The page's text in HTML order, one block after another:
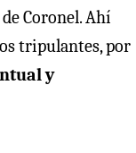
Coronel. Ahí
tripulantes, por
y